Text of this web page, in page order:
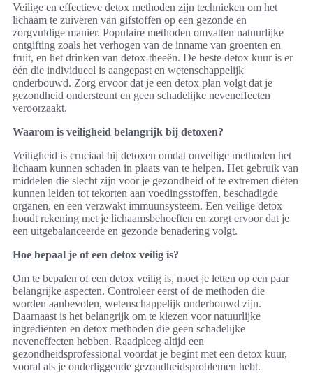
Veilige en effectieve detox methoden zijn technieken om het
lichaam te zuiveren van gifstoffen op een gezonde en
zorgvuldige manier. Populaire methoden omvatten natuurlijke
ontgifting zoals het verhogen van de inname van groenten en
fruit, en het drinken van detox-theeën. De beste detox kuur is er
één die individueel is aangepast en wetenschappelijk
onderbouwd. Zorg ervoor dat je een detox plan volgt dat je
gezondheid ondersteunt en geen schadelijke neveneffecten
veroorzaakt.
Waarom is veiligheid belangrijk bij detoxen?
Veiligheid is cruciaal bij detoxen omdat onveilige methoden het
lichaam kunnen schaden in plaats van te helpen. Het gebruik van
middelen die slecht zijn voor je gezondheid of te extremen diëten
kunnen leiden tot tekorten aan voedingsstoffen, beschadigde
organen, en een verzwakt immuunsysteem. Een veilige detox
houdt rekening met je lichaamsbehoeften en zorgt ervoor dat je
een uitgebalanceerde en gezonde benadering volgt.
Hoe bepaal je of een detox veilig is?
Om te bepalen of een detox veilig is, moet je letten op een paar
belangrijke aspecten. Controleer eerst of de methoden die
worden aanbevolen, wetenschappelijk onderbouwd zijn.
Daarnaast is het belangrijk om te kiezen voor natuurlijke
ingrediënten en detox methoden die geen schadelijke
neveneffecten hebben. Raadpleeg altijd een
gezondheidsprofessional voordat je begint met een detox kuur,
vooral als je onderliggende gezondheidsproblemen hebt.